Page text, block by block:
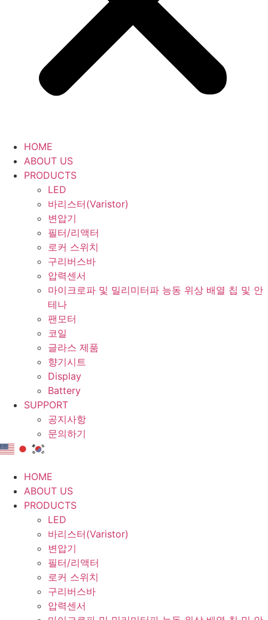
HOME
ABOUT US
PRODUCTS
LED
바리스터(Varistor)
변압기
필터/리액터
로커 스위치
구리버스바
압력센서
마이크로파 및 밀리미터파 능동 위상 배열 칩 및 안
테나
팬모터
코일
글라스 제품
향기시트
Display
Battery
SUPPORT
공지사항
문의하기
HOME
ABOUT US
PRODUCTS
LED
바리스터(Varistor)
변압기
필터/리액터
로커 스위치
구리버스바
압력센서